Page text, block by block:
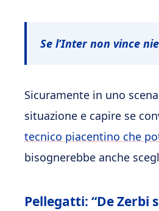
Se l’Inter non vince
Sicuramente in uno
situazione e capire se
tecnico piacentino che
bisognerebbe anche
Pellegatti: “De Zerbi